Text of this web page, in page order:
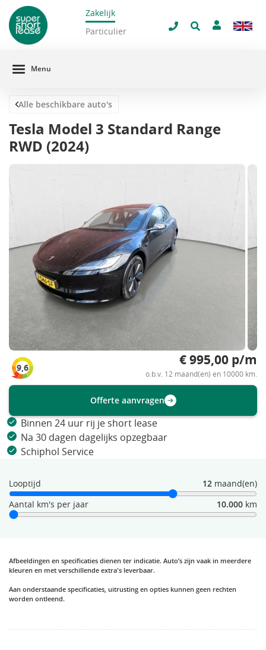
Zakelijk
Particulier
Menu
Alle beschikbare auto's
Tesla Model 3 Standard Range
RWD (2024)
9,6 € 995,00 p/m
o.b.v. 12 maand(en) en 10000 km.
Offerte aanvragen
Binnen 24 uur rij je short lease
Na 30 dagen dagelijks opzegbaar
Schiphol Service
Looptijd 12 maand(en)
Aantal km's per jaar
10.000 km
Afbeeldingen en specificaties dienen ter indicatie. Auto’s zijn vaak in meerdere
kleuren en met verschillende extra's leverbaar.
Aan onderstaande specificaties, uitrusting en opties kunnen geen rechten
worden ontleend.
Sluit